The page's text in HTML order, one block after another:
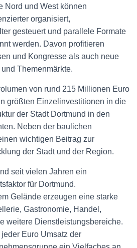
Nord und West können
organisiert,
gesteuert und parallele Formate
werden. Davon profitieren
und Kongresse als auch neue
Themenmärkte.
von rund 215 Millionen Euro
größten Einzelinvestitionen in die
der Stadt Dortmund in den
Neben der baulichen
wichtigen Beitrag zur
der Stadt und der Region.
seit vielen Jahren ein
für Dortmund.
Gelände erzeugen eine starke
Gastronomie, Handel,
weitere Dienstleistungsbereiche.
Euro Umsatz der